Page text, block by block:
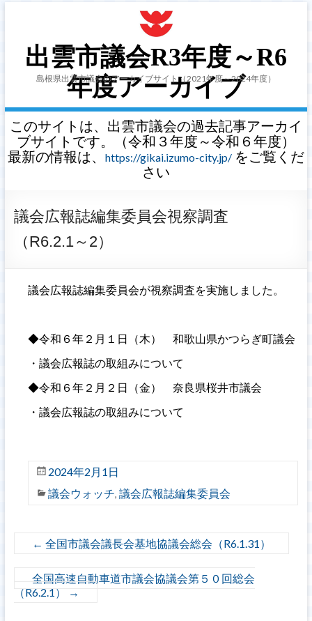
出雲市議会R3年度～R6
年度アーカイブ
島根県出雲市議会のアーカイブサイト（2021年度～2024年度）
このサイトは、出雲市議会の過去記事アーカイ
ブサイトです。（令和３年度～令和６年度）
最新の情報は、
https://gikai.izumo-city.jp/をご覧くだ
さい
議会広報誌編集委員会視察調査
（R6.2.1～2）
議会広報誌編集委員会が視察調査を実施しました。
◆令和６年２月１日（木） 和歌山県かつらぎ町議会
・議会広報誌の取組みについて
◆令和６年２月２日（金） 奈良県桜井市議会
・議会広報誌の取組みについて
2024年2月1日
議会ウォッチ, 議会広報誌編集委員会
← 全国市議会議長会基地協議会総会（R6.1.31）
全国高速自動車道市議会協議会第５０回総会
（R6.2.1）
→